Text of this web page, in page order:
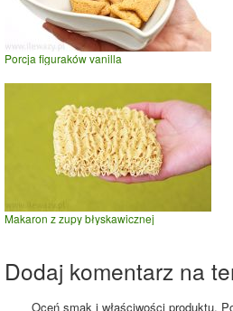
Porcja figuraków vanilla
Makaron z zupy błyskawicznej
Dodaj komentarz na
Oceń smak i właściwości produktu.